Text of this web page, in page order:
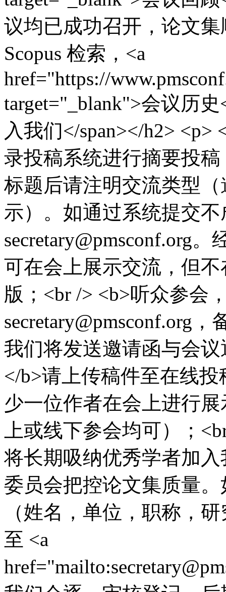
议均已成功召开，论文集
Scopus 检索，<a
href="https://
target="_blank">会议历
入我们</span></h2>
录投稿系统进行摘要投
标题后请注明交流类型
示）。如通过系统提交
secretary@pmsconf.org
可在会上展示交流，但
版；<br /> <b>听众参会
secretary@pmsconf.org
我们将发送邀请函与会
</b>请上传稿件至在线
少一位作者在会上进行
上或线下参会均可）；
将长期吸纳优秀学者加
委员会把控论文集质量
（姓名，单位，职称，
至 <a